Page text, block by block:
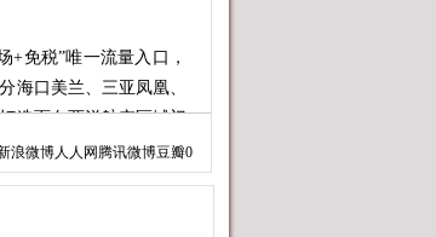
免税”唯一流量入口，
海口美兰、三亚凤凰、
造面向两洋航空区域门
浪微博人人网 腾讯微博豆瓣0